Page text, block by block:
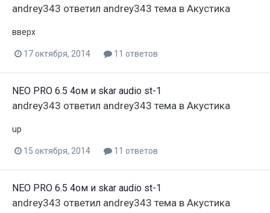
andrey343 ответил andrey343 тема в Акустика
вверх
17 октября, 2014 11 ответов
NEO PRO 6.5 4ом и skar audio st-1
andrey343 ответил andrey343 тема в Акустика
up
15 октября, 2014 11 ответов
NEO PRO 6.5 4ом и skar audio st-1
andrey343 ответил andrey343 тема в Акустика